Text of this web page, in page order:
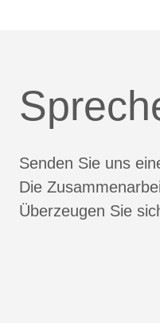
Senden Sie uns
Die
Überzeugen Sie